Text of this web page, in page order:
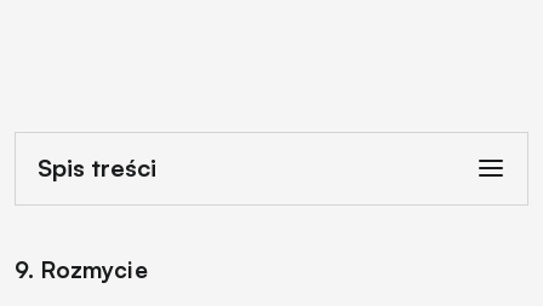
Spis treści
9. Rozmycie